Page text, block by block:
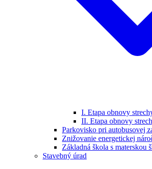
I. Etapa obnovy
II. Etapa obnovy
Parkovisko pri autobusovej
Znižovanie energetickej
Základná škola s materskou
Stavebný úrad